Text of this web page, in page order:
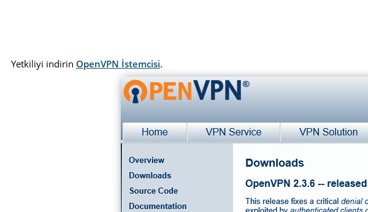
Yetkiliyi indirin OpenVPN İstemcisi.